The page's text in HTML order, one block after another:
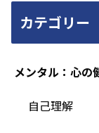
カテゴリー
メンタル：心の
自己理解